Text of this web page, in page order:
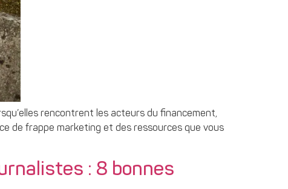
rencontrent les acteurs du financement,
de frappe marketing et des ressources que vous
: 8 bonnes